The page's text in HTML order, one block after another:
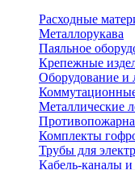
Расходные
Металлорукава
Паяльное
Крепежные
Оборудование и
Металлические
Комплекты
Трубы для
Кабель-каналы и